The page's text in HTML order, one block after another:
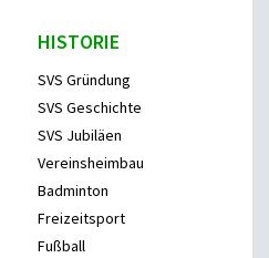
HISTORIE
SVS Gründung
SVS Geschichte
SVS Jubiläen
Vereinsheimbau
Badminton
Freizeitsport
Fußball